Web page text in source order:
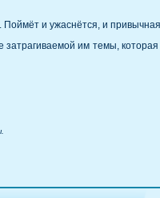
и ужаснётся, и
им темы, которая